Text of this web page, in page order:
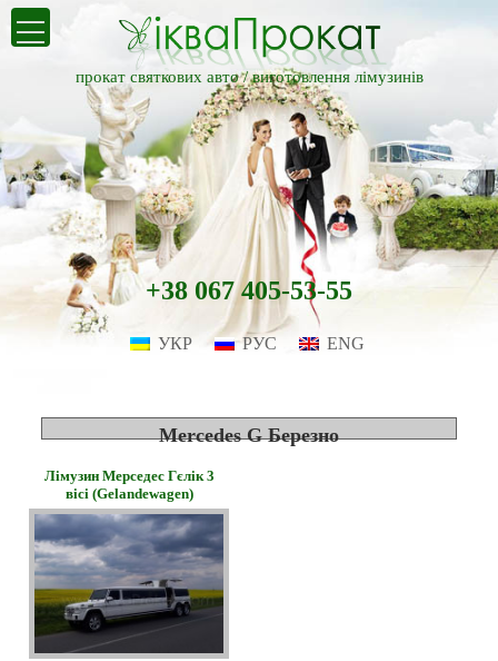
прокат святкових авто /виготовлення лімузинів
+38 067 405-53-55
УКР РУС ENG
Mercedes G Березно
Лімузин Мерседес Гєлік 3
вісі (Gelandewagen)